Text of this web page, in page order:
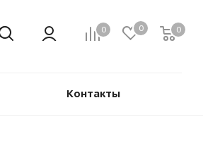
0 0 0
Контакты